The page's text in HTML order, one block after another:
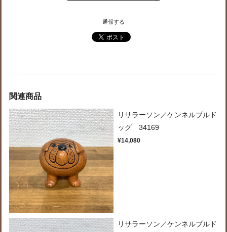
通報する
関連商品
リサラーソン／ケンネルブルド
ッグ 34169
¥14,080
リサラーソン／ケンネルブルド